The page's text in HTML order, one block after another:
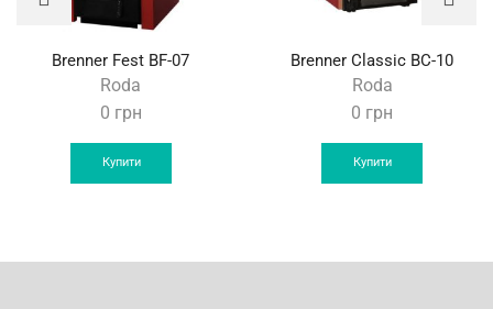
Brenner Fest BF-07
Roda
0 грн
Купити
Вrenner Classic BС-10
Roda
0 грн
Купити